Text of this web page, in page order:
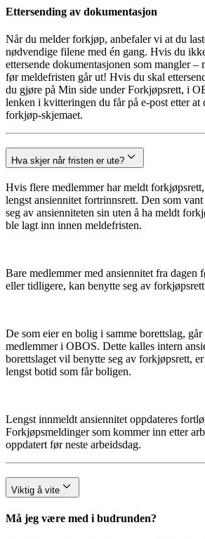
Ettersending av dokumentasjon
Når du melder forkjøp, anbefaler vi at du
nødvendige filene med én gang. Hvis du
ettersende dokumentasjonen som mangler –
før meldefristen går ut! Hvis du skal
du gjøre på Min side under Forkjøpsrett, i
lenken i kvitteringen du får på e-post etter at
forkjøp-skjemaet.
Hva skjer når fristen er ute?
Hvis flere medlemmer har meldt
lengst ansiennitet fortrinnsrett. Den som
seg av ansienniteten sin uten å ha meldt
ble lagt inn innen meldefristen.
Bare medlemmer med ansiennitet fra dagen
eller tidligere, kan benytte seg av
De som eier en bolig i samme borettslag,
medlemmer i OBOS. Dette kalles intern
borettslaget vil benytte seg av forkjøpsrett,
lengst botid som får boligen.
Lengst innmeldt ansiennitet oppdateres
Forkjøpsmeldinger som kommer inn etter
oppdatert før neste arbeidsdag.
Viktig å vite
Må jeg være med i budrunden?